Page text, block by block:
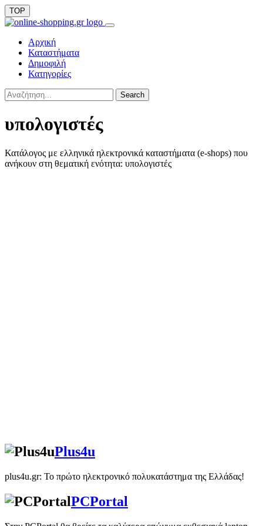
TOP
Αρχική
Καταστήματα
Δημοφιλή
Κατηγορίες
Search
υπολογιστές
Κατάλογος με ελληνικά ηλεκτρονικά καταστήματα (e-shops) που
ανήκουν στη θεματική ενότητα: υπολογιστές
Plus4u
plus4u.gr: Το πρώτο ηλεκτρονικό πολυκατάστημα της Ελλάδας!
PCPortal